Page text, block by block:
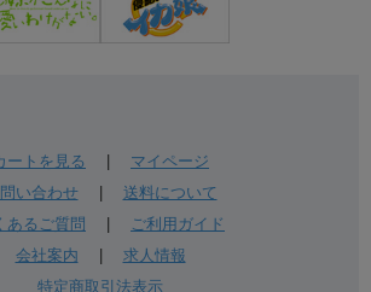
ートを見る
マイページ
い合わせ| 送料について
あるご質問
ご利用ガイド
会社案内
求人情報
特定商取引法表示